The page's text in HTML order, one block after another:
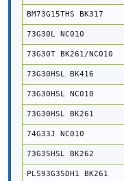
BM73G15THS BK317
73G30L NC010
73G30T BK261/NC010
73G30HSL BK416
73G30HSL NC010
73G30HSL BK261
74G33J NC010
73G35HSL BK262
PLS93G35DH1 BK261